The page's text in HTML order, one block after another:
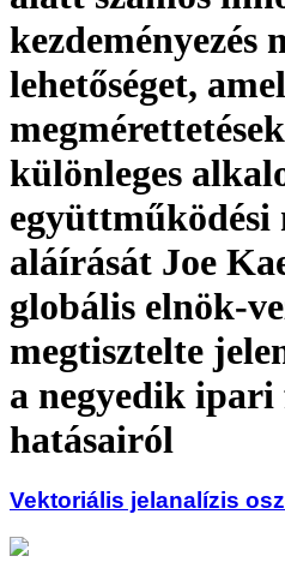
kezdeményezés
lehetőséget,
különleges
együttműködési
aláírását Joe
globális elnök-
megtisztelte
a negyedik
hatásairól
Vektoriális jelanalízis